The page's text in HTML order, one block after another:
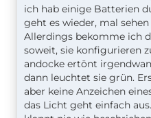
ich hab einige Batterien
geht es wieder, mal
Allerdings bekomme ich
soweit, sie konfigurieren
andocke ertönt
dann leuchtet sie grün.
aber keine Anzeichen
das Licht geht einfach